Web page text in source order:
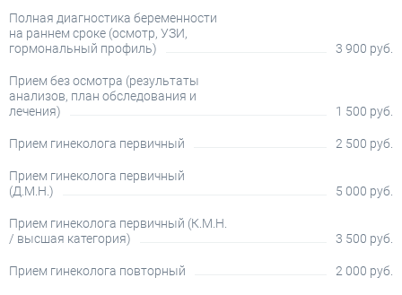
Полная диагностика беременности
на раннем сроке (осмотр, УЗИ,
гормональный профиль)
3 900 руб.
Прием без осмотра (результаты
анализов, план обследования и
лечения)
1 500 руб.
Прием гинеколога первичный 2 500 руб.
Прием гинеколога первичный
(Д.М.Н.)
5 000 руб.
Прием гинеколога первичный (К.М.Н.
/ высшая категория)
3 500 руб.
Прием гинеколога повторный 2 000 руб.